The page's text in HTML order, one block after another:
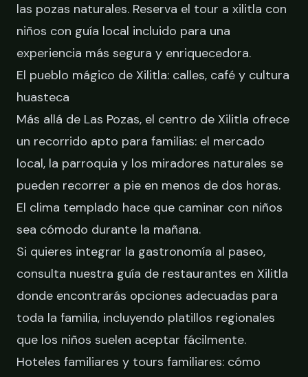
las pozas naturales. Reserva el tour a xilitla con
niños con guía local incluido para una
experiencia más segura y enriquecedora.
El pueblo mágico de Xilitla: calles, café y cultura
huasteca
Más allá de Las Pozas, el centro de Xilitla ofrece
un recorrido apto para familias: el mercado
local, la parroquia y los miradores naturales se
pueden recorrer a pie en menos de dos horas.
El clima templado hace que caminar con niños
sea cómodo durante la mañana.
Si quieres integrar la gastronomía al paseo,
consulta nuestra guía de restaurantes en Xilitla
donde encontrarás opciones adecuadas para
toda la familia, incluyendo platillos regionales
que los niños suelen aceptar fácilmente.
Hoteles familiares y tours familiares: cómo